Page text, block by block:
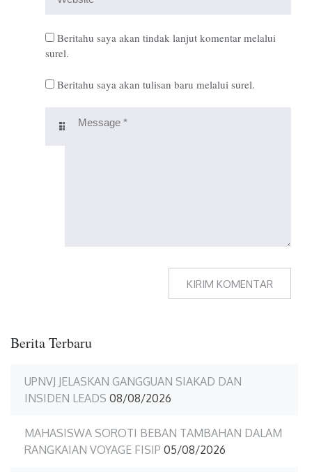
Beritahu saya akan tindak lanjut komentar melalui
surel.
Beritahu saya akan tulisan baru melalui surel.
Berita Terbaru
UPNVJ JELASKAN GANGGUAN SIAKAD DAN
INSIDEN LEADS 08/08/2026
MAHASISWA SOROTI BEBAN TAMBAHAN DALAM
RANGKAIAN VOYAGE FISIP 05/08/2026